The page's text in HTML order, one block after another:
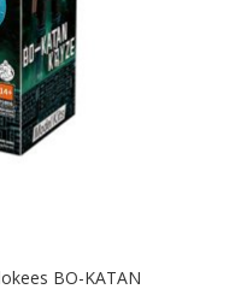
BO-KATAN